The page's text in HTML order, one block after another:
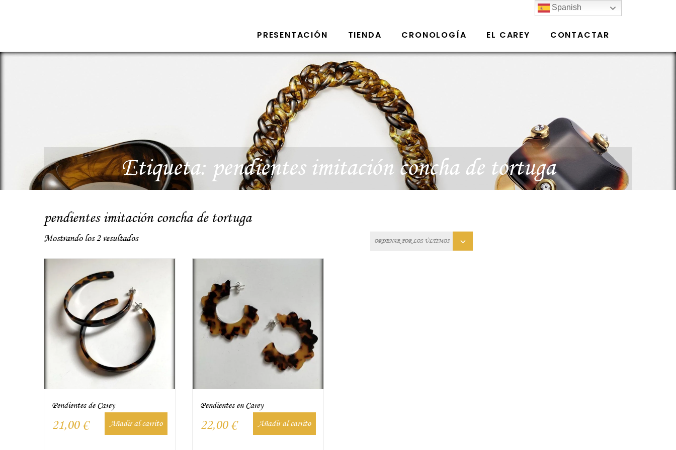
PRESENTACIÓN TIENDA CRONOLOGÍA EL CAREY CONTACTAR
Etiqueta: pendientes imitación concha de tortuga
pendientes imitación concha de tortuga
Mostrando los 2 resultados
Pendientes de Carey
21,00 € Añadir al carrito
Pendientes en Carey
22,00 € Añadir al carrito
Spanish